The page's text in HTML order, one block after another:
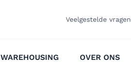
Veelgestelde vragen
WAREHOUSING OVER ONS